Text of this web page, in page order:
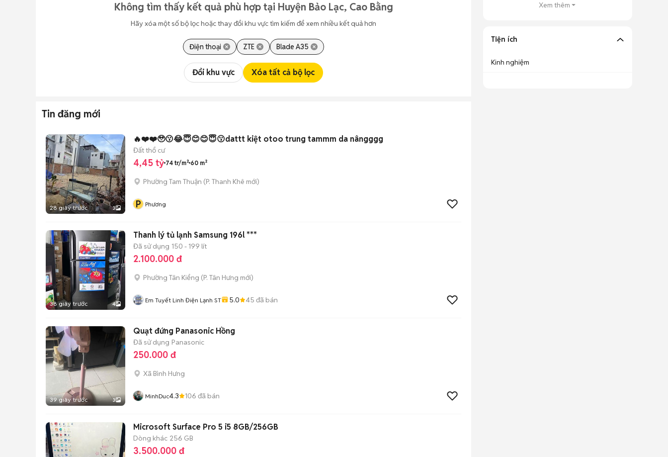
Không tìm thấy kết quả phù hợp tại Huyện Bảo Lạc, Cao Bằng
Hãy xóa một số bộ lọc hoặc thay đổi khu vực tìm kiếm để xem nhiều kết quả hơn
Điện thoại ZTE Blade A35
Đổi khu vực Xóa tất cả bộ lọc
Tin đăng mới
28 giây trước 3
🔥❤️❤️🥹😗😂😇😊😊😇😗dattt kiệt otoo trung tammm da nângggg
Đất thổ cư
4,45 tỷ 74 tr/m² 60 m²
Phường Tam Thuận (P. Thanh Khê mới)
P Phương
38 giây trước 4
Thanh lý tủ lạnh Samsung 196l ***
Đã sử dụng 150 - 199 lít
2.100.000 đ
Phường Tân Kiểng (P. Tân Hưng mới)
Em Tuyết Linh Điện Lạnh ST 5.0 45 đã bán
39 giây trước 3
Quạt đứng Panasonic Hồng
Đã sử dụng Panasonic
250.000 đ
Xã Bình Hưng
MinhDuc4.3 106 đã bán
Microsoft Surface Pro 5 i5 8GB/256GB
Dòng khác 256 GB
3.500.000 đ
Xem thêm
Tiện ích
Kinh nghiệm